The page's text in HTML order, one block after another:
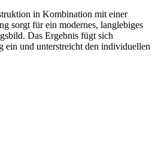
in Kombination mit einer
sorgt für ein modernes, langlebiges
Das Ergebnis fügt sich
ein und unterstreicht den individuellen